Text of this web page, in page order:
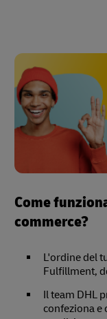
Come
commerce?
L'ordine del
Fulfillment,
Il team DHL
confeziona e